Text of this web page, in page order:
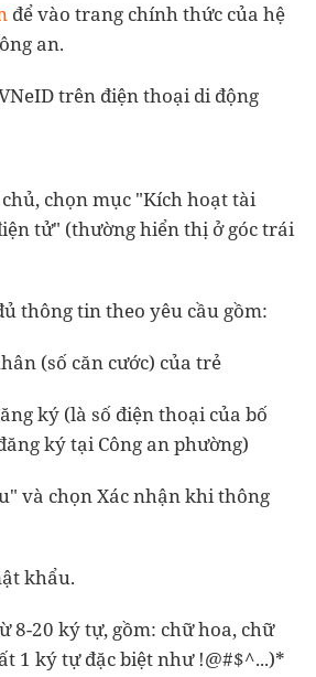
để vào trang chính thức của hệ
an.
trên điện thoại di động
chọn mục "Kích hoạt tài
tử" (thường hiển thị ở góc trái
thông tin theo yêu cầu gồm:
(số căn cước) của trẻ
ký (là số điện thoại của bố
ký tại Công an phường)
và chọn Xác nhận khi thông
khẩu.
8-20 ký tự, gồm: chữ hoa, chữ
1 ký tự đặc biệt như !@#$^...)*